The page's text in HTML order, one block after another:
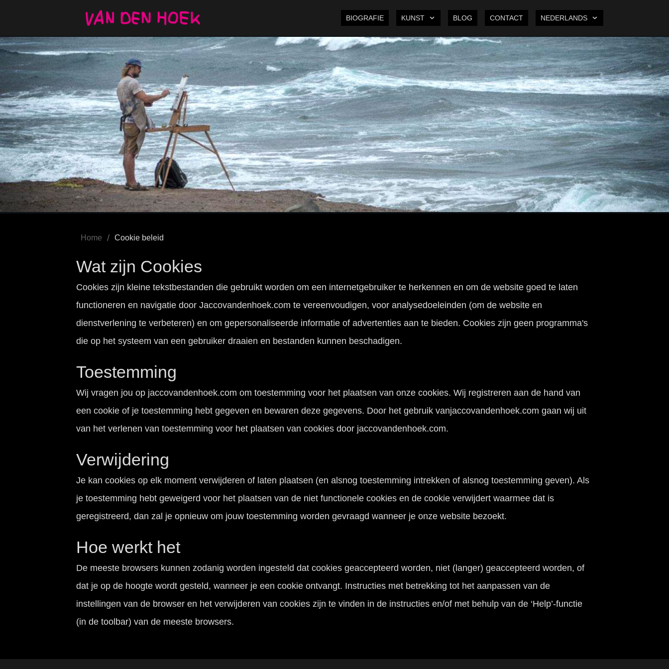
BIOGRAFIE KUNST BLOG CONTACT NEDERLANDS
Home / Cookie beleid
Wat zijn Cookies
Cookies zijn kleine tekstbestanden die gebruikt worden om een internetgebruiker te herkennen en om de website goed te laten
functioneren en navigatie door Jaccovandenhoek.com te vereenvoudigen, voor analysedoeleinden (om de website en
dienstverlening te verbeteren) en om gepersonaliseerde informatie of advertenties aan te bieden. Cookies zijn geen programma's
die op het systeem van een gebruiker draaien en bestanden kunnen beschadigen.
Toestemming
Wij vragen jou op jaccovandenhoek.com om toestemming voor het plaatsen van onze cookies. Wij registreren aan de hand van
een cookie of je toestemming hebt gegeven en bewaren deze gegevens. Door het gebruik vanjaccovandenhoek.com gaan wij uit
van het verlenen van toestemming voor het plaatsen van cookies door jaccovandenhoek.com.
Verwijdering
Je kan cookies op elk moment verwijderen of laten plaatsen (en alsnog toestemming intrekken of alsnog toestemming geven). Als
je toestemming hebt geweigerd voor het plaatsen van de niet functionele cookies en de cookie verwijdert waarmee dat is
geregistreerd, dan zal je opnieuw om jouw toestemming worden gevraagd wanneer je onze website bezoekt.
Hoe werkt het
De meeste browsers kunnen zodanig worden ingesteld dat cookies geaccepteerd worden, niet (langer) geaccepteerd worden, of
dat je op de hoogte wordt gesteld, wanneer je een cookie ontvangt. Instructies met betrekking tot het aanpassen van de
instellingen van de browser en het verwijderen van cookies zijn te vinden in de instructies en/of met behulp van de ‘Help’-functie
(in de toolbar) van de meeste browsers.